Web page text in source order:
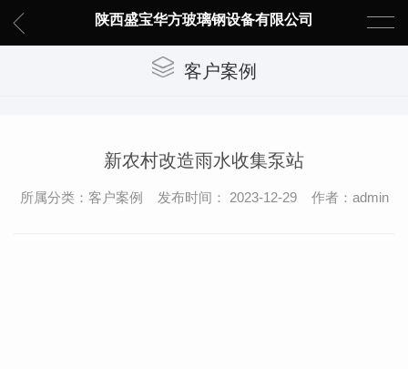
陕西盛宝华方玻璃钢设备有限公司
客户案例
新农村改造雨水收集泵站
所属分类：客户案例 发布时间： 2023-12-29 作者：admin